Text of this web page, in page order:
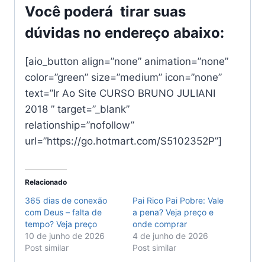
Você poderá tirar suas
dúvidas no endereço abaixo:
[aio_button align=”none” animation=”none”
color=”green” size=”medium” icon=”none”
text=”Ir Ao Site CURSO BRUNO JULIANI
2018 ” target=”_blank”
relationship=”nofollow”
url=”https://go.hotmart.com/S5102352P”]
Relacionado
365 dias de conexão
com Deus – falta de
tempo? Veja preço
10 de junho de 2026
Post similar
Pai Rico Pai Pobre: Vale
a pena? Veja preço e
onde comprar
4 de junho de 2026
Post similar